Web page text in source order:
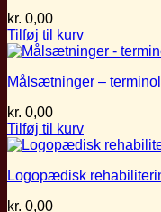
kr. 0,00
Tilføj til kurv
Målsætninger –
kr. 0,00
Tilføj til kurv
Logopædisk
kr. 0,00